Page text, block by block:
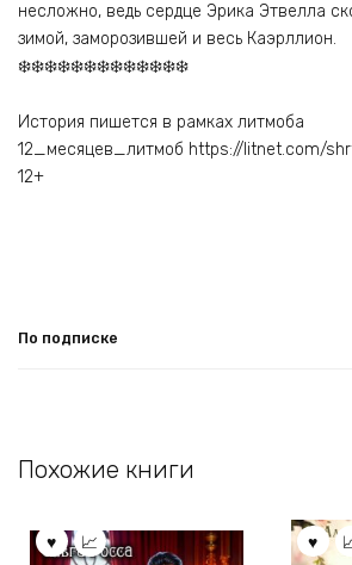
несложно, ведь сердце Эрика Этвелла
зимой, заморозившей и весь Каэрллион.
❄️❄️❄️❄️❄️❄️❄️❄️❄️❄️❄️❄️❄️
История пишется в рамках литмоба
12_месяцев_литмоб https://litnet.com/
12+
По подписке
Похожие книги